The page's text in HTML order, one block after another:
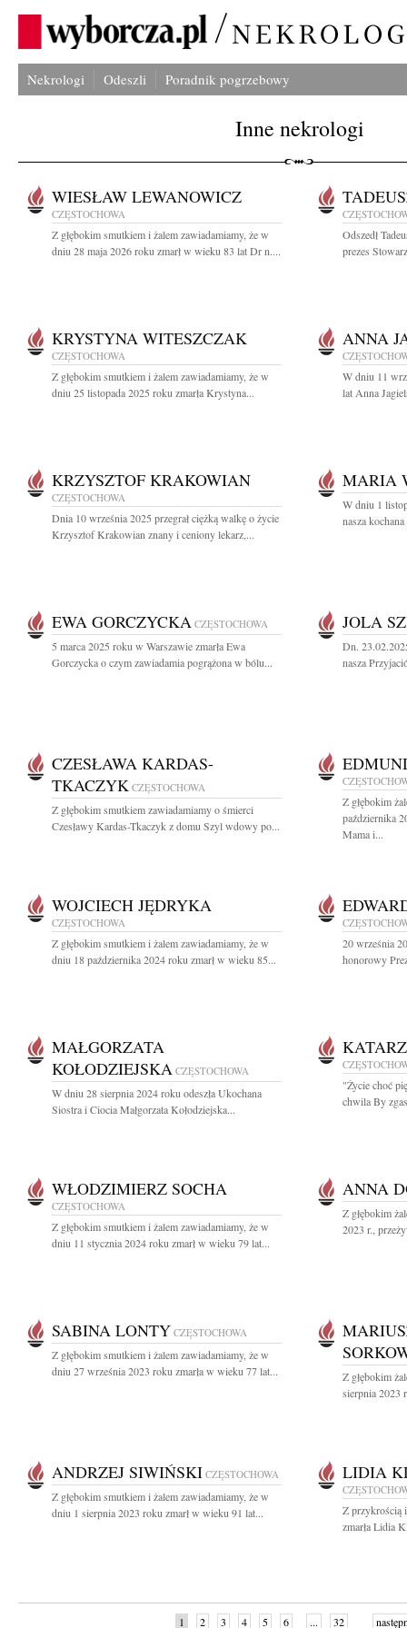
Nekrologi Odeszli Poradnik pogrzebowy
Inne nekrologi
WIESŁAW LEWANOWICZ
CZĘSTOCHOWA
Z głębokim smutkiem i żalem zawiadamiamy, że w
dniu 28 maja 2026 roku zmarł w wieku 83 lat Dr n....
Odszedł
prezes
KRYSTYNA WITESZCZAK
CZĘSTOCHOWA
Z głębokim smutkiem i żalem zawiadamiamy, że w
dniu 25 listopada 2025 roku zmarła Krystyna...
ANNA
W dniu 11
lat Anna
KRZYSZTOF KRAKOWIAN
CZĘSTOCHOWA
Dnia 10 września 2025 przegrał ciężką walkę o życie
Krzysztof Krakowian znany i ceniony lekarz,...
MARIA
W dniu 1
nasza
EWA GORCZYCKA CZĘSTOCHOWA
5 marca 2025 roku w Warszawie zmarła Ewa
Gorczycka o czym zawiadamia pogrążona w bólu...
JOLA
Dn.
nasza
CZESŁAWA KARDAS-
TKACZYK CZĘSTOCHOWA
Z głębokim smutkiem zawiadamiamy o śmierci
Czesławy Kardas-Tkaczyk z domu Szyl wdowy po...
Z głębokim
października
Mama i...
WOJCIECH JĘDRYKA
CZĘSTOCHOWA
Z głębokim smutkiem i żalem zawiadamiamy, że w
dniu 18 października 2024 roku zmarł w wieku 85...
20 września
honorowy
MAŁGORZATA
KOŁODZIEJSKA CZĘSTOCHOWA
W dniu 28 sierpnia 2024 roku odeszła Ukochana
Siostra i Ciocia Małgorzata Kołodziejska...
"Życie choć
chwila By
WŁODZIMIERZ SOCHA
CZĘSTOCHOWA
Z głębokim smutkiem i żalem zawiadamiamy, że w
dniu 11 stycznia 2024 roku zmarł w wieku 79 lat...
ANNA
Z głębokim
2023 r.,
SABINA LONTY CZĘSTOCHOWA
Z głębokim smutkiem i żalem zawiadamiamy, że w
dniu 27 września 2023 roku zmarła w wieku 77 lat...
Z głębokim
sierpnia 2023
ANDRZEJ SIWIŃSKI CZĘSTOCHOWA
Z głębokim smutkiem i żalem zawiadamiamy, że w
dniu 1 sierpnia 2023 roku zmarł w wieku 91 lat...
LIDIA
Z przykrością
zmarła Lidia
1 2 3 4 5 6 ... 32